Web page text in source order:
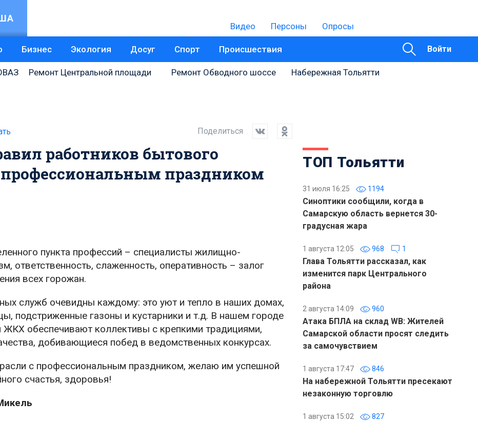
Видео Персоны Опросы
Бизнес Экология Досуг Спорт Происшествия Войти
Ремонт Центральной площади Ремонт Обводного шоссе
Набережная Тольятти
Поделиться
работников бытового
праздником
пункта профессий – специалисты жилищно-
ответственность, слаженность, оперативность – залог
всех горожан.
служб очевидны каждому: это уют и тепло в наших домах,
подстриженные газоны и кустарники и т.д. В нашем городе
обеспечивают коллективы с крепкими традициями,
добивающиеся побед в ведомственных конкурсах.
с профессиональным праздником, желаю им успешной
счастья, здоровья!
ТОП Тольятти
31 июля 16:25 1194
Синоптики сообщили, когда в
Самарскую область вернется 30-
градусная жара
1 августа 12:05 968 1
Глава Тольятти рассказал, как
изменится парк Центрального
района
2 августа 14:09 960
Атака БПЛА на склад WB: Жителей
Самарской области просят следить
за самочувствием
1 августа 17:47 846
На набережной Тольятти пресекают
незаконную торговлю
1 августа 15:02 827